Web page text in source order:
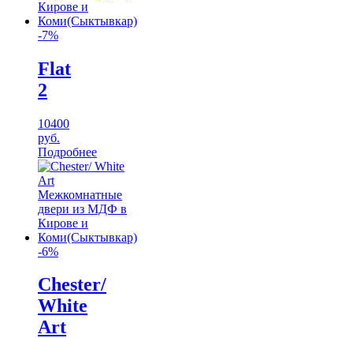
-7%
Flat
2
10400
руб.
Подробнее
-6%
Chester/
White
Art